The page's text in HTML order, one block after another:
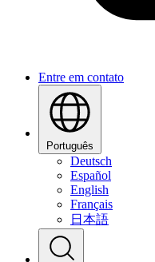
Entre em contato
Português
Deutsch
Español
English
Français
日本語